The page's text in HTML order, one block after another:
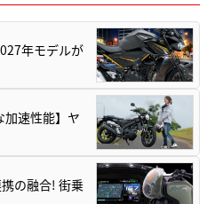
年モデルが
加速性能】ヤ
の融合! 街乗